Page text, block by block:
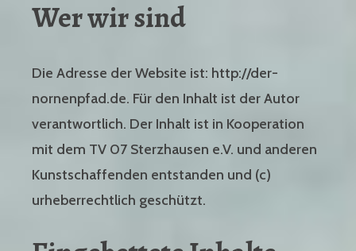
Wer wir sind
Die Adresse der Website ist: http://der-
nornenpfad.de. Für den Inhalt ist der Autor
verantwortlich. Der Inhalt ist in Kooperation
mit dem TV 07 Sterzhausen e.V. und anderen
Kunstschaffenden entstanden und (c)
urheberrechtlich geschützt.